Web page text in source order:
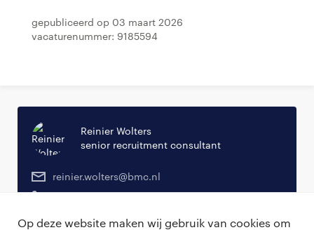
Op deze website maken wij gebruik van cookies om
Gepubliceerd op 03 maart 2026
Vacaturenummer: 9185594
Reinier Wolters
senior recruitment consultant
reinier.wolters@bmc.nl